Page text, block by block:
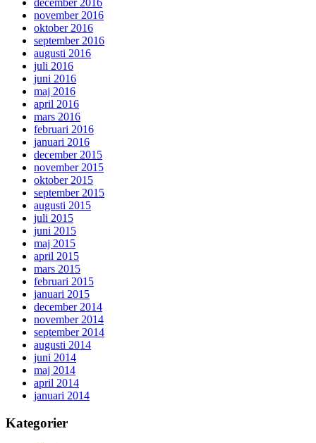
december 2016
november 2016
oktober 2016
september 2016
augusti 2016
juli 2016
juni 2016
maj 2016
april 2016
mars 2016
februari 2016
januari 2016
december 2015
november 2015
oktober 2015
september 2015
augusti 2015
juli 2015
juni 2015
maj 2015
april 2015
mars 2015
februari 2015
januari 2015
december 2014
november 2014
september 2014
augusti 2014
juni 2014
maj 2014
april 2014
januari 2014
Kategorier